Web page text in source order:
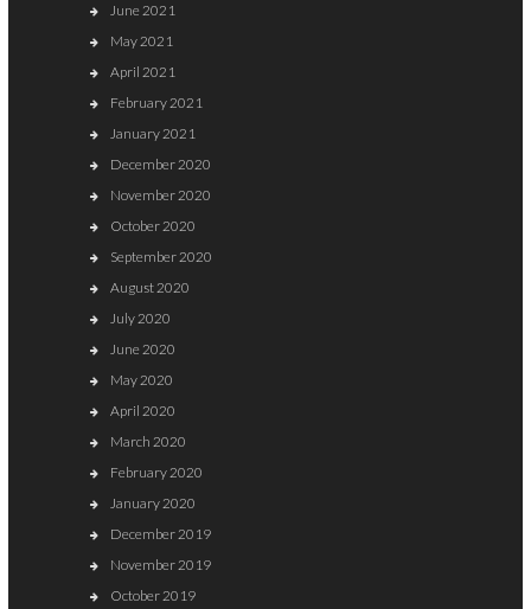
June 2021
May 2021
April 2021
February 2021
January 2021
December 2020
November 2020
October 2020
September 2020
August 2020
July 2020
June 2020
May 2020
April 2020
March 2020
February 2020
January 2020
December 2019
November 2019
October 2019